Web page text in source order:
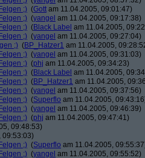
;) (Gott am 11.04.2005, 09:01:47)
;) (yangel am 11.04.2005, 09:17:38)
;) (Black Label am 11.04.2005,
;) (yangel am 11.04.2005, 09:27:04)
;) (BP_Hatzer1 am 11.04.2005,
;) (yangel am 11.04.2005, 09:31:03)
;) (phj am 11.04.2005, 09:34:23)
;) (Black Label am 11.04.2005,
;) (BP_Hatzer1 am 11.04.2005,
;) (yangel am 11.04.2005, 09:37:56)
;) (Superflo am 11.04.2005,
;) (yangel am 11.04.2005, 09:46:39)
;) (phj am 11.04.2005, 09:47:41)
09:48:53)
09:53:03)
;) (Superflo am 11.04.2005,
;) (yangel am 11.04.2005, 09:55:52)